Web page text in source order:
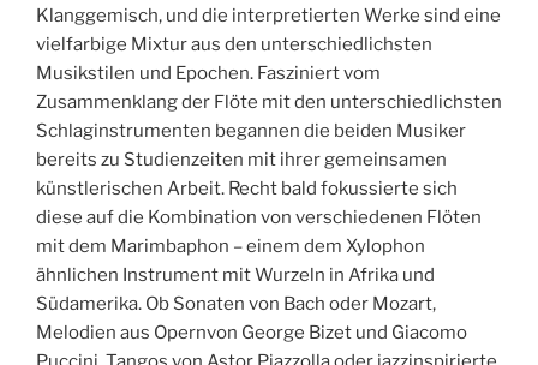
Klanggemisch, und die interpretierten Werke sind eine
vielfarbige Mixtur aus den unterschiedlichsten
Musikstilen und Epochen. Fasziniert vom
Zusammenklang der Flöte mit den unterschiedlichsten
Schlaginstrumenten begannen die beiden Musiker
bereits zu Studienzeiten mit ihrer gemeinsamen
künstlerischen Arbeit. Recht bald fokussierte sich
diese auf die Kombination von verschiedenen Flöten
mit dem Marimbaphon – einem dem Xylophon
ähnlichen Instrument mit Wurzeln in Afrika und
Südamerika. Ob Sonaten von Bach oder Mozart,
Melodien aus Opernvon George Bizet und Giacomo